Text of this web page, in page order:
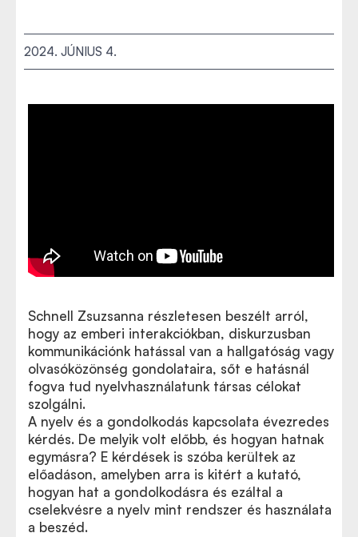
2024. JÚNIUS 4.
Schnell Zsuzsanna részletesen beszélt arról,
hogy az emberi interakciókban, diskurzusban
kommunikációnk hatással van a hallgatóság vagy
olvasóközönség gondolataira, sőt e hatásnál
fogva tud nyelvhasználatunk társas célokat
szolgálni.
A nyelv és a gondolkodás kapcsolata évezredes
kérdés. De melyik volt előbb, és hogyan hatnak
egymásra? E kérdések is szóba kerültek az
előadáson, amelyben arra is kitért a kutató,
hogyan hat a gondolkodásra és ezáltal a
cselekvésre a nyelv mint rendszer és használata
a beszéd.